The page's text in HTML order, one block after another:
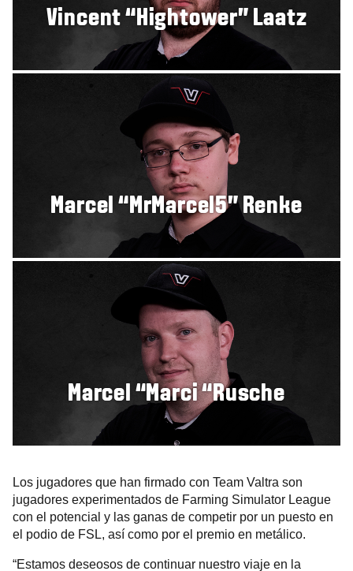
Vincent “Hightower” Laatz
Marcel “MrMarcel5” Renke
Marcel “Marci “Rusche
Los jugadores que han firmado con Team Valtra son
jugadores experimentados de Farming Simulator League
con el potencial y las ganas de competir por un puesto en
el podio de FSL, así como por el premio en metálico.
“Estamos deseosos de continuar nuestro viaje en la